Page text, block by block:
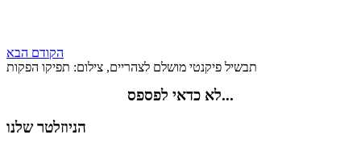
הקודם הבא
תבשיל פיקנטי מושלם לצהריים, צילום: תפיקו הפקות
לא כדאי לפספס...
הניוזלטר שלנו